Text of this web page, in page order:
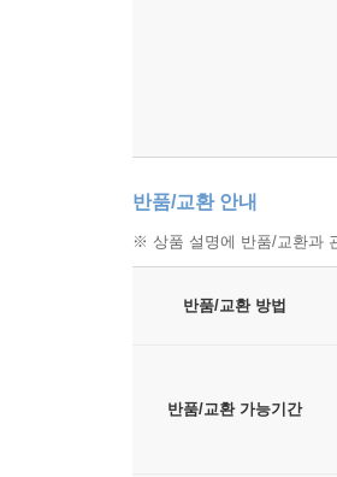
반품/교환 안내
※ 상품 설명에 반품/교환과
반품/교환 방법
반품/교환 가능기간